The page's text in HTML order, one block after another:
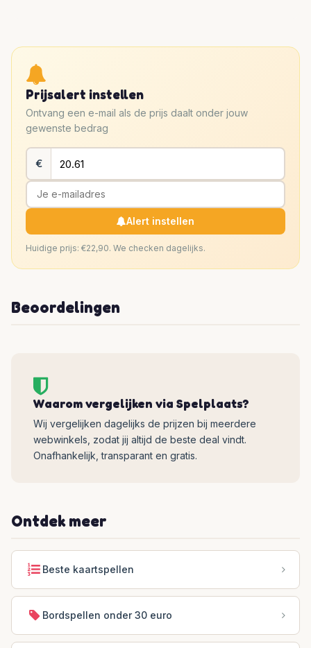
Prijsalert instellen
Ontvang een e-mail als de prijs daalt onder jouw
gewenste bedrag
€
Alert instellen
Huidige prijs: €22,90. We checken dagelijks.
Beoordelingen
Waarom vergelijken via Spelplaats?
Wij vergelijken dagelijks de prijzen bij meerdere
webwinkels, zodat jij altijd de beste deal vindt.
Onafhankelijk, transparant en gratis.
Ontdek meer
Beste kaartspellen
Bordspellen onder 30 euro